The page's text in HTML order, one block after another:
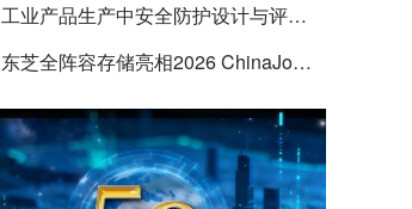
E IQ 3.20开启安防运营智能新时代
工业产品生产中安全防护设计与评估
的实践与探讨
东芝全阵容存储亮相2026 ChinaJo
y，以海量数据底座赋能“与AI同游”新
体验